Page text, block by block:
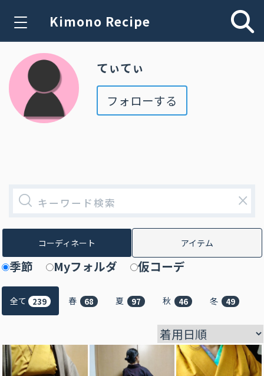
Kimono Recipe
てぃてぃ
フォローする
×
コーディネート アイテム
季節 Myフォルダ 仮コーデ
全て 239 春 68 夏 97 秋 46 冬 49